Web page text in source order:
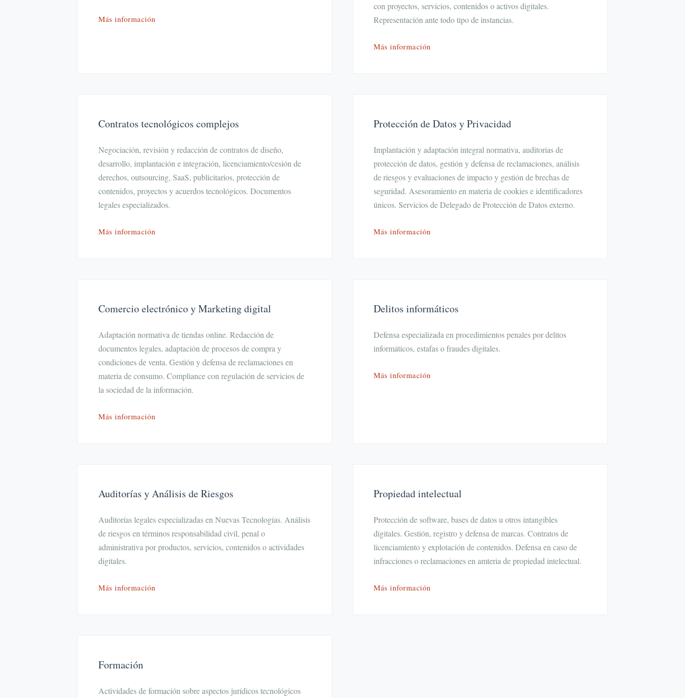
Más información
con proyectos, servicios, contenidos o activos digitales.
Representación ante todo tipo de instancias.
Más información
Contratos tecnológicos complejos
Negociación, revisión y redacción de contratos de diseño,
desarrollo, implantación e integración, licenciamiento/cesión de
derechos, outsourcing, SaaS, publicitarios, protección de
contenidos, proyectos y acuerdos tecnológicos. Documentos
legales especializados.
Más información
Protección de Datos y Privacidad
Implantación y adaptación integral normativa, auditorías de
protección de datos, gestión y defensa de reclamaciones, análisis
de riesgos y evaluaciones de impacto y gestión de brechas de
seguridad. Asesoramiento en materia de cookies e identificadores
únicos. Servicios de Delegado de Protección de Datos externo.
Más información
Comercio electrónico y Marketing digital
Adaptación normativa de tiendas online. Redacción de
documentos legales, adaptación de procesos de compra y
condiciones de venta. Gestión y defensa de reclamaciones en
materia de consumo. Compliance con regulación de servicios de
la sociedad de la información.
Más información
Delitos informáticos
Defensa especializada en procedimientos penales por delitos
informáticos, estafas o fraudes digitales.
Más información
Auditorías y Análisis de Riesgos
Auditorías legales especializadas en Nuevas Tecnologías. Análisis
de riesgos en términos responsabilidad civil, penal o
administrativa por productos, servicios, contenidos o actividades
digitales.
Más información
Propiedad intelectual
Protección de software, bases de datos u otros intangibles
digitales. Gestión, registro y defensa de marcas. Contratos de
licenciamiento y explotación de contenidos. Defensa en caso de
infracciones o reclamaciones en amteria de propiedad intelectual.
Más información
Formación
Actividades de formación sobre aspectos jurídicos tecnológicos